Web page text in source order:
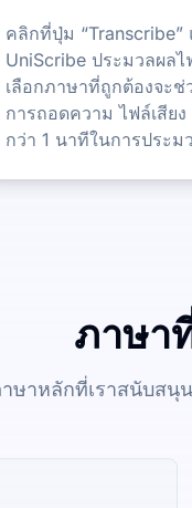
คลิกที่ปุ่ม “Transcribe”
UniScribe ประมวลผล
เลือกภาษาที่ถูกต้องจะ
การถอดความ ไฟล์เสีย
กว่า 1 นาทีในการประม
ภาษา
ษาหลักที่เราสนับสนุ